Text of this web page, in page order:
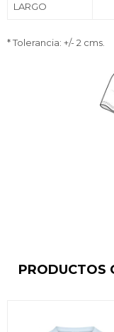
LARGO
* Tolerancia: +/- 2 cms.
PRODUCTOS